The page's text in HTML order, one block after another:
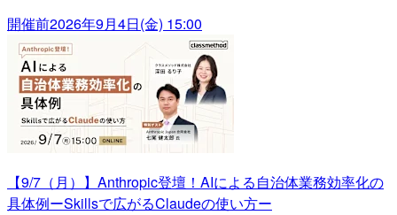
開催前2026年9月4日(金) 15:00
【9/7（月）】Anthropic登壇！AIによる自治体業務効率化の
具体例ーSkillsで広がるClaudeの使い方ー